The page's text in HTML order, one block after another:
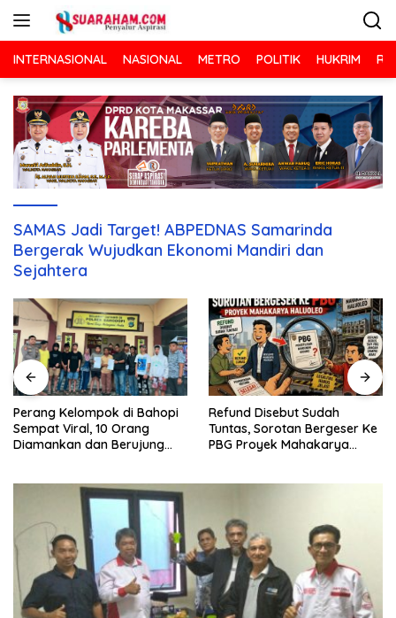
INTERNASIONAL NASIONAL METRO POLITIK HUKRIM
SAMAS Jadi Target! ABPEDNAS Samarinda
Bergerak Wujudkan Ekonomi Mandiri dan
Sejahtera
Perang Kelompok di Bahopi
Sempat Viral, 10 Orang
Diamankan dan Berujung
Refund Disebut Sudah
Tuntas, Sorotan Bergeser Ke
PBG Proyek Mahakarya